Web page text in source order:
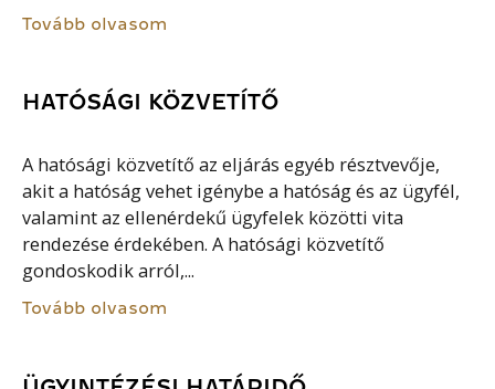
Tovább olvasom
HATÓSÁGI KÖZVETÍTŐ
A hatósági közvetítő az eljárás egyéb résztvevője,
akit a hatóság vehet igénybe a hatóság és az ügyfél,
valamint az ellenérdekű ügyfelek közötti vita
rendezése érdekében. A hatósági közvetítő
gondoskodik arról,...
Tovább olvasom